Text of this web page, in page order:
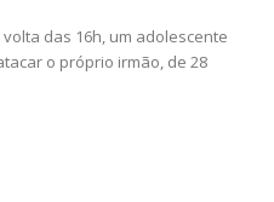
das 16h, um adolescente
o próprio irmão, de 28